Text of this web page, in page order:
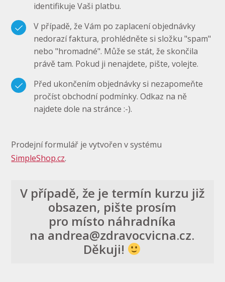
identifikuje Vaši platbu.
V případě, že Vám po zaplacení objednávky
nedorazí faktura, prohlédněte si složku "spam"
nebo "hromadné". Může se stát, že skončila
právě tam. Pokud ji nenajdete, pište, volejte.
Před ukončením objednávky si nezapomeňte
pročíst obchodní podmínky. Odkaz na ně
najdete dole na stránce :-).
Prodejní formulář je vytvořen v systému
SimpleShop.cz.
V případě, že je termín kurzu již
obsazen, pište prosím
pro místo náhradníka
na andrea@zdravocvicna.cz.
Děkuji!